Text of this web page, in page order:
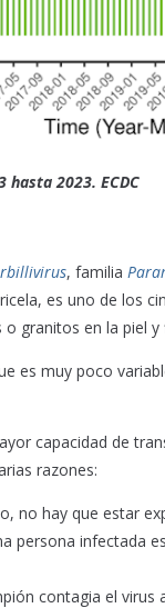
hasta 2023. ECDC
, familia
es uno de los
granitos en la piel y
es muy poco
capacidad de
razones:
no hay que estar
persona infectada
contagia el